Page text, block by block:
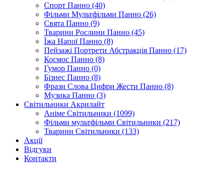
Спорт Панно (40)
Фільми Мультфільми Панно (26)
Свята Панно (9)
Тварини Рослини Панно (45)
Їжа Напої Панно (8)
Пейзажі Портрети Абстракція Панно (17)
Космос Панно (8)
Гумор Панно (0)
Бізнес Панно (8)
Фрази Слова Цифри Жести Панно (8)
Музика Панно (3)
Світильники Акрилайт
Аніме Світильники (1099)
Фільми мультфільми Світильники (217)
Тварини Світильники (133)
Акції
Відгуки
Контакти